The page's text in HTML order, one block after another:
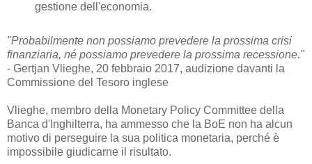
gestione dell'economia.
"Probabilmente non possiamo prevedere la prossima crisi
finanziaria, né possiamo prevedere la prossima recessione."
- Gertjan Vlieghe, 20 febbraio 2017, audizione davanti la
Commissione del Tesoro inglese
Vlieghe, membro della Monetary Policy Committee della
Banca d'Inghilterra, ha ammesso che la BoE non ha alcun
motivo di perseguire la sua politica monetaria, perché è
impossibile giudicarne il risultato.